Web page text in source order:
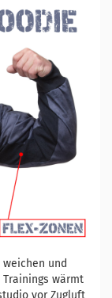
und
wärmt
vor Zugluft